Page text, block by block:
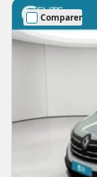
Comparer